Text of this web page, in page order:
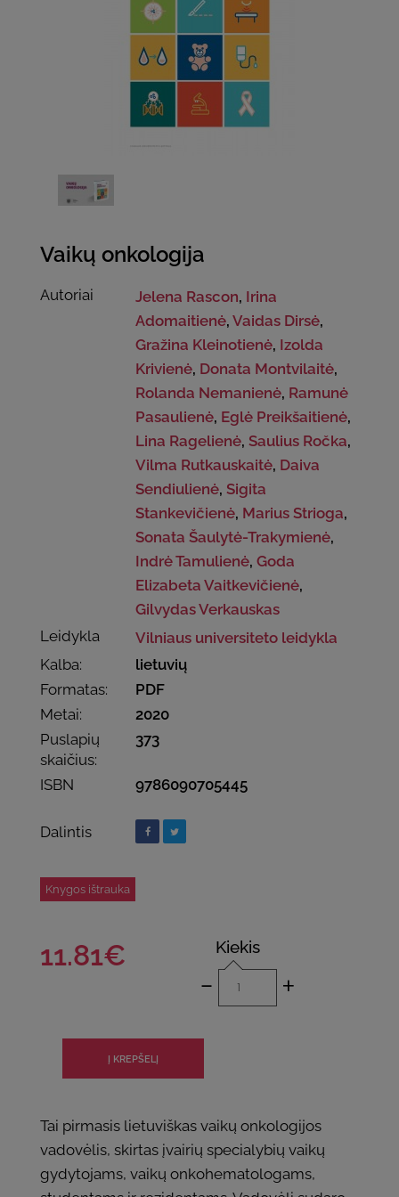
Vaikų onkologija
Autoriai Jelena Rascon, Irina
Adomaitienė,Vaidas Dirsė,
Gražina Kleinotienė, Izolda
Krivienė, Donata Montvilaitė,
Rolanda Nemanienė, Ramunė
Pasaulienė, Eglė Preikšaitienė,
Lina Ragelienė,Saulius Ročka,
Vilma Rutkauskaitė, Daiva
Sendiulienė,Sigita
Stankevičienė, Marius Strioga,
Sonata Šaulytė-Trakymienė,
Indrė Tamulienė,Goda
Elizabeta Vaitkevičienė,
Gilvydas Verkauskas
Leidykla
Vilniaus universiteto leidykla
Kalba:
lietuvių
Formatas:
PDF
Metai:
2020
Puslapių
skaičius:
373
ISBN 9786090705445
Dalintis
Knygos ištrauka
11.81€ Kiekis
- +
Tai pirmasis lietuviškas vaikų onkologijos
vadovėlis, skirtas įvairių specialybių vaikų
gydytojams, vaikų onkohematologams,